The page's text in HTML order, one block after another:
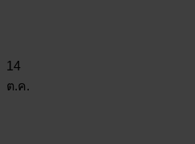
14
ต.ค.